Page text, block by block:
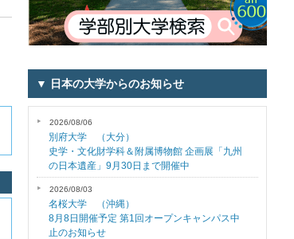
▼ 日本の大学からのお知らせ
2026/08/06
別府大学 （大分）
史学・文化財学科＆附属博物館 企画展「九州
の日本遺産」9月30日まで開催中
2026/08/03
名桜大学 （沖縄）
8月8日開催予定 第1回オープンキャンパス中
止のお知らせ